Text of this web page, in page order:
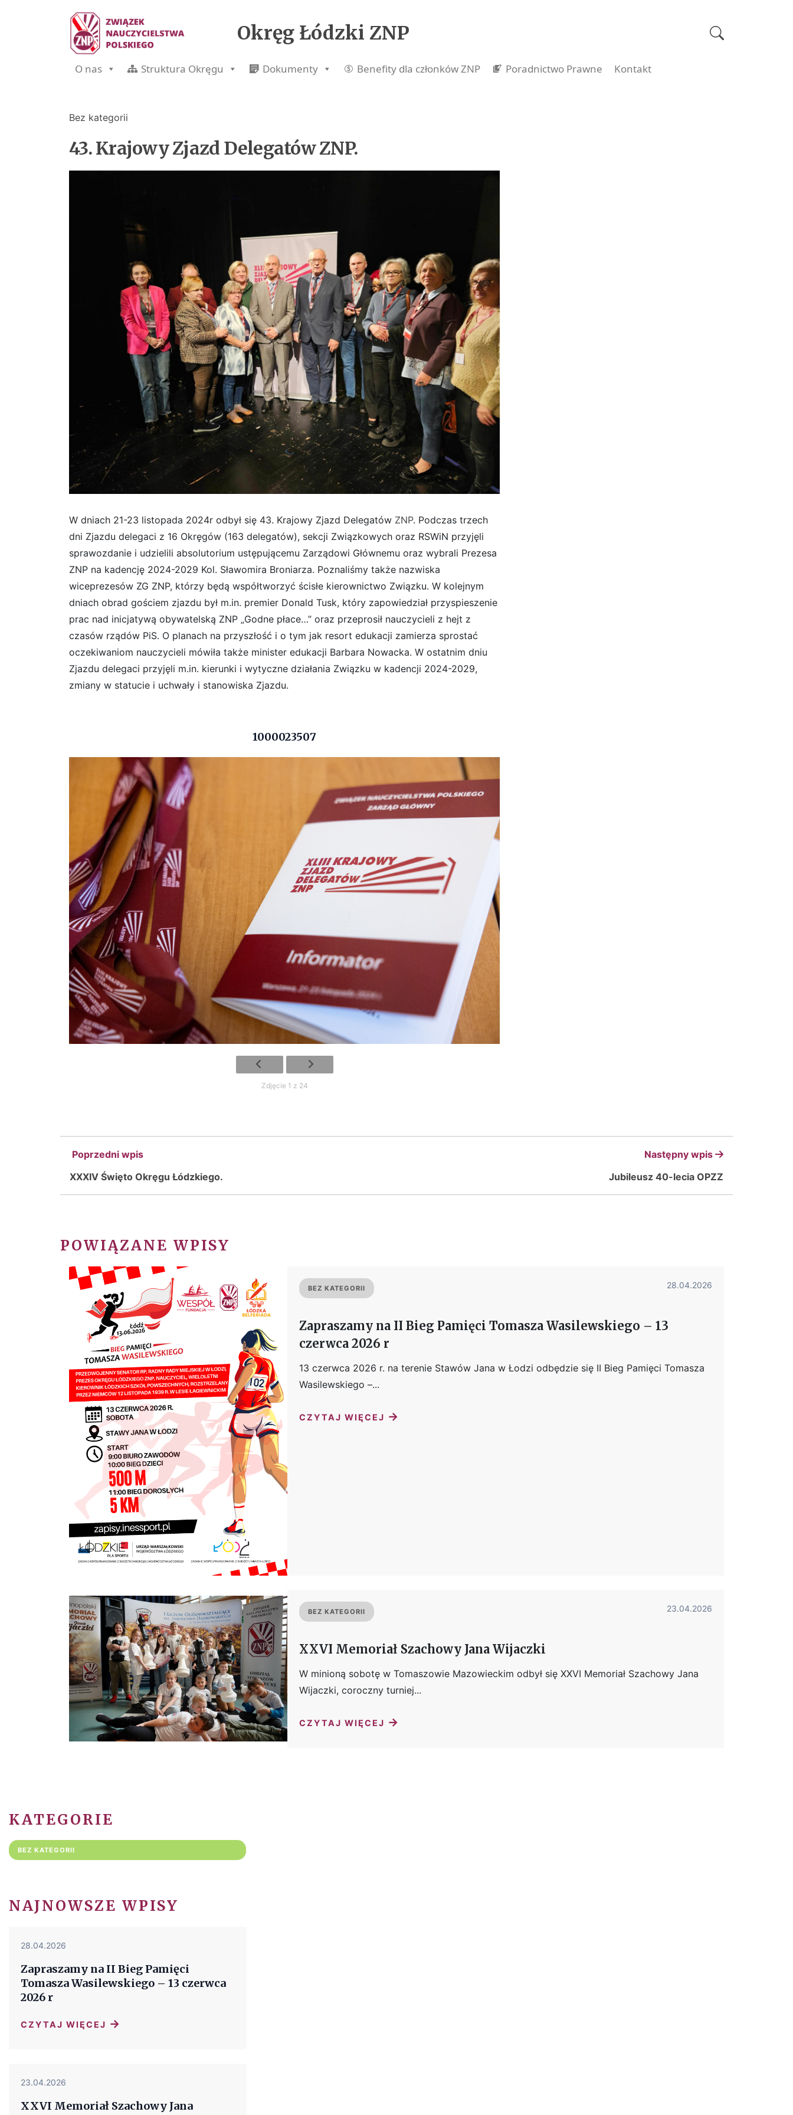
Okręg Łódzki ZNP
O nas Struktura Okręgu Dokumenty Benefity dla członków ZNP Poradnictwo Prawne Kontakt
Bez kategorii
43. Krajowy Zjazd Delegatów ZNP.
W dniach 21-23 listopada 2024r odbył się 43. Krajowy Zjazd Delegatów ZNP. Podczas trzech
dni Zjazdu delegaci z 16 Okręgów (163 delegatów), sekcji Związkowych oraz RSWiN przyjęli
sprawozdanie i udzielili absolutorium ustępującemu Zarządowi Głównemu oraz wybrali Prezesa
ZNP na kadencję 2024-2029 Kol. Sławomira Broniarza. Poznaliśmy także nazwiska
wiceprezesów ZG ZNP, którzy będą współtworzyć ścisłe kierownictwo Związku. W kolejnym
dniach obrad gościem zjazdu był m.in. premier Donald Tusk, który zapowiedział przyspieszenie
prac nad inicjatywą obywatelską ZNP „Godne płace…” oraz przeprosił nauczycieli z hejt z
czasów rządów PiS. O planach na przyszłość i o tym jak resort edukacji zamierza sprostać
oczekiwaniom nauczycieli mówiła także minister edukacji Barbara Nowacka. W ostatnim dniu
Zjazdu delegaci przyjęli m.in. kierunki i wytyczne działania Związku w kadencji 2024-2029,
zmiany w statucie i uchwały i stanowiska Zjazdu.
1000023507
Zdjęcie 1 z 24
Poprzedni wpis
XXXIV Święto Okręgu Łódzkiego.
Następny wpis
Jubileusz 40-lecia OPZZ
POWIĄZANE WPISY
BEZ KATEGORII 28.04.2026
Zapraszamy na II Bieg Pamięci Tomasza Wasilewskiego – 13
czerwca 2026 r
13 czerwca 2026 r. na terenie Stawów Jana w Łodzi odbędzie się II Bieg Pamięci Tomasza
Wasilewskiego –...
CZYTAJ WIĘCEJ →
BEZ KATEGORII 23.04.2026
XXVI Memoriał Szachowy Jana Wijaczki
W minioną sobotę w Tomaszowie Mazowieckim odbył się XXVI Memoriał Szachowy Jana
Wijaczki, coroczny turniej...
CZYTAJ WIĘCEJ →
KATEGORIE
BEZ KATEGORII
NAJNOWSZE WPISY
28.04.2026
Zapraszamy na II Bieg Pamięci
Tomasza Wasilewskiego – 13 czerwca
2026 r
CZYTAJ WIĘCEJ →
23.04.2026
XXVI Memoriał Szachowy Jana